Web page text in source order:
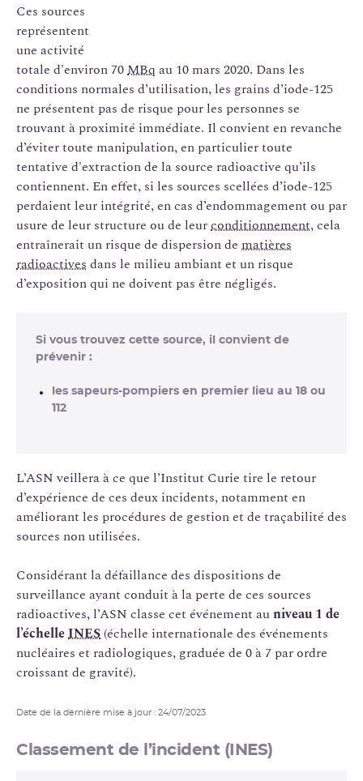
Ces sources
représentent
une activité
totale d'environ 70MBq au 10 mars 2020. Dans les
conditions normales d’utilisation, les grains d’iode-125
ne présentent pas de risque pour les personnes se
trouvant à proximité immédiate. Il convient en revanche
d’éviter toute manipulation, en particulier toute
tentative d'extraction de la source radioactive qu’ils
contiennent. En effet, si les sources scellées d’iode-125
perdaient leur intégrité, en cas d’endommagement ou par
usure de leur structure ou de leurconditionnement, cela
entraînerait un risque de dispersion de matières
radioactives dans le milieu ambiant et un risque
d’exposition qui ne doivent pas être négligés.
Si vous trouvez cette source, il convient de
prévenir :
les sapeurs-pompiers en premier lieu au 18 ou
112
L’ASN veillera à ce que l’Institut Curie tire le retour
d’expérience de ces deux incidents, notamment en
améliorant les procédures de gestion et de traçabilité des
sources non utilisées.
Considérant la défaillance des dispositions de
surveillance ayant conduit à la perte de ces sources
radioactives, l’ASN classe cet événement auniveau 1 de
l’échelleINES (échelle internationale des événements
nucléaires et radiologiques, graduée de 0 à 7 par ordre
croissant de gravité).
Date de la dernière mise à jour : 24/07/2023
Classement de l’incident (INES)